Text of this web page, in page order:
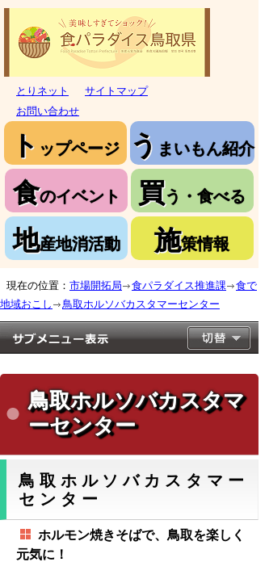
とりネット
サイトマップ
お問い合わせ
ト ップページ う まいもん紹介
食のイベント 買う・食べる
地産地消活動 施策情報
現在の位置： 市場開拓局 食パラダイス推進課
食で
地域おこし
鳥取ホルソバカスタマーセンター
鳥取ホルソバカスタマ
ーセンター
鳥取ホルソバカスタマー
センター
ホルモン焼きそばで、鳥取を楽しく
元気に！